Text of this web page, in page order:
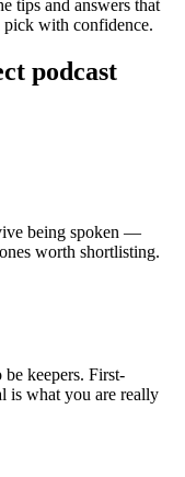
tips and answers that
with confidence.
podcast
being spoken —
worth shortlisting.
keepers. First-
is what you are really